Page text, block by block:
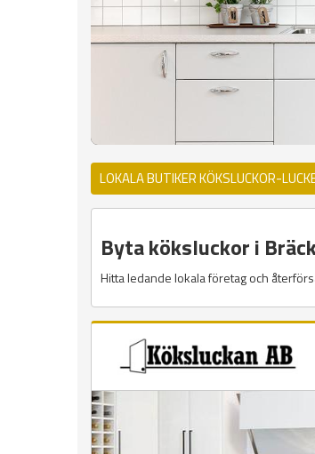
LOKALA BUTIKER KÖKSLUCKOR-
Byta köksluckor i
Hitta ledande lokala företag och